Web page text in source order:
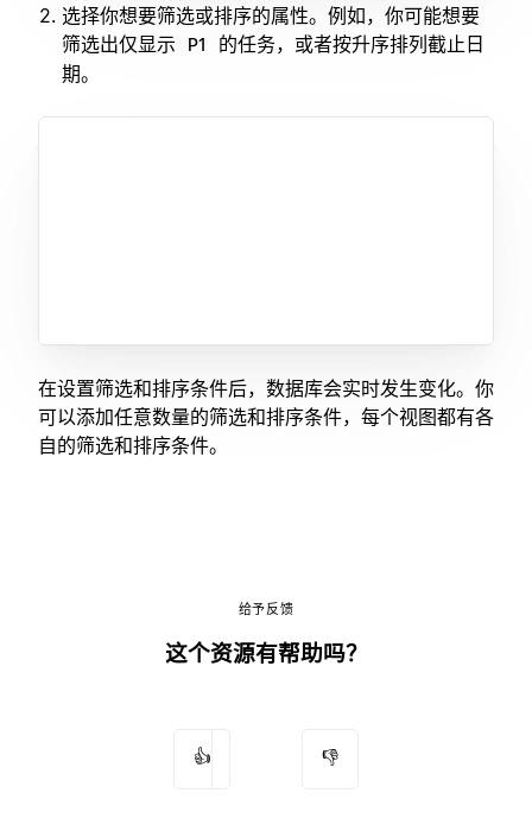
选择你想要筛选或排序的属性。例如，你可能想要
筛选出仅显示
P1
的任务，或者按升序排列截止日
期。
在设置筛选和排序条件后，数据库会实时发生变化。你
可以添加任意数量的筛选和排序条件，每个视图都有各
自的筛选和排序条件。
给予反馈
这个资源有帮助吗？
👍 👎